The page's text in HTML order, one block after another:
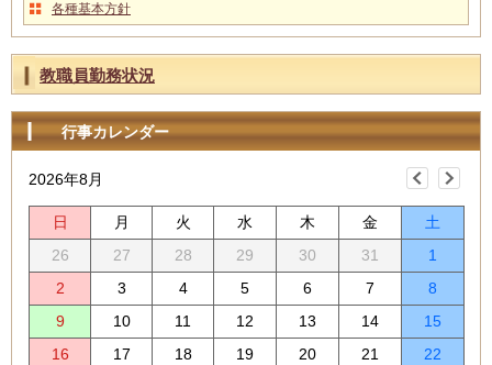
各種基本方針
教職員勤務状況
行事カレンダー
2026年8月
日 月 火 水 木 金
土
26
27 28 29 30 31
1
2
3 4 5 6 7
8
9
10 11 12 13 14
15
16
17 18 19 20 21
22